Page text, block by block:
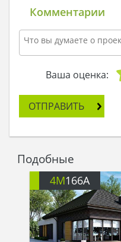
Комментарии
Ваша оценка:
ОТПРАВИТЬ
Подобные
4M166A